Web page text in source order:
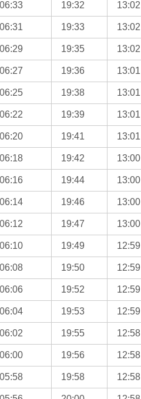
06:33 19:32 13:02
06:31 19:33 13:02
06:29 19:35 13:02
06:27 19:36 13:01
06:25 19:38 13:01
06:22 19:39 13:01
06:20 19:41 13:01
06:18 19:42 13:00
06:16 19:44 13:00
06:14 19:46 13:00
06:12 19:47 13:00
06:10 19:49 12:59
06:08 19:50 12:59
06:06 19:52 12:59
06:04 19:53 12:59
06:02 19:55 12:58
06:00 19:56 12:58
05:58 19:58 12:58